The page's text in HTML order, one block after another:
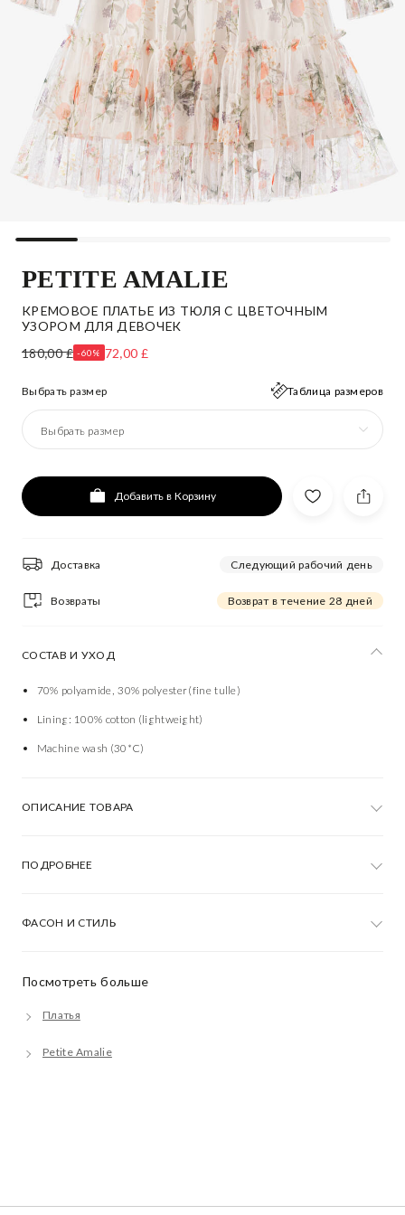
PETITE AMALIE
КРЕМОВОЕ ПЛАТЬЕ ИЗ ТЮЛЯ С ЦВЕТОЧНЫМ
УЗОРОМ ДЛЯ ДЕВОЧЕК
180,00 £ -60% 72,00 £
Выбрать размер Таблица размеров
Выбрать размер
Добавить в Корзину
Доставка Следующий рабочий день
Возвраты Возврат в течение 28 дней
Посмотреть больше
Платья
Petite Amalie
СОСТАВ И УХОД
70% polyamide, 30% polyester (fine tulle)
Lining: 100% cotton (lightweight)
Machine wash (30*C)
ОПИСАНИЕ ТОВАРА
ПОДРОБНЕЕ
ФАСОН И СТИЛЬ